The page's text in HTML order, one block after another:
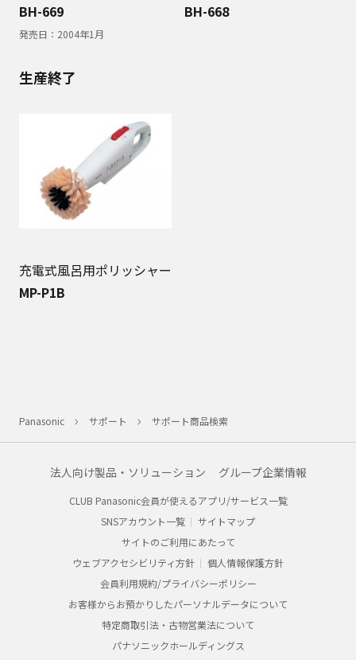
BH-669
発売日： 2004年1月
BH-668
生産終了
充電式風呂用ポリッシャー
MP-P1B
Panasonic サポート サポート商品検索
法人向け製品・ソリューション グループ企業情報
CLUB Panasonic会員が使えるアプリ/サービス一覧
SNSアカウント一覧
サイトマップ
サイトのご利用にあたって
ウェブアクセシビリティ方針
個人情報保護方針
会員利用規約/プライバシーポリシー
お客様からお預かりしたパーソナルデータについて
特定商取引法・古物営業法について
パナソニックホールディングス